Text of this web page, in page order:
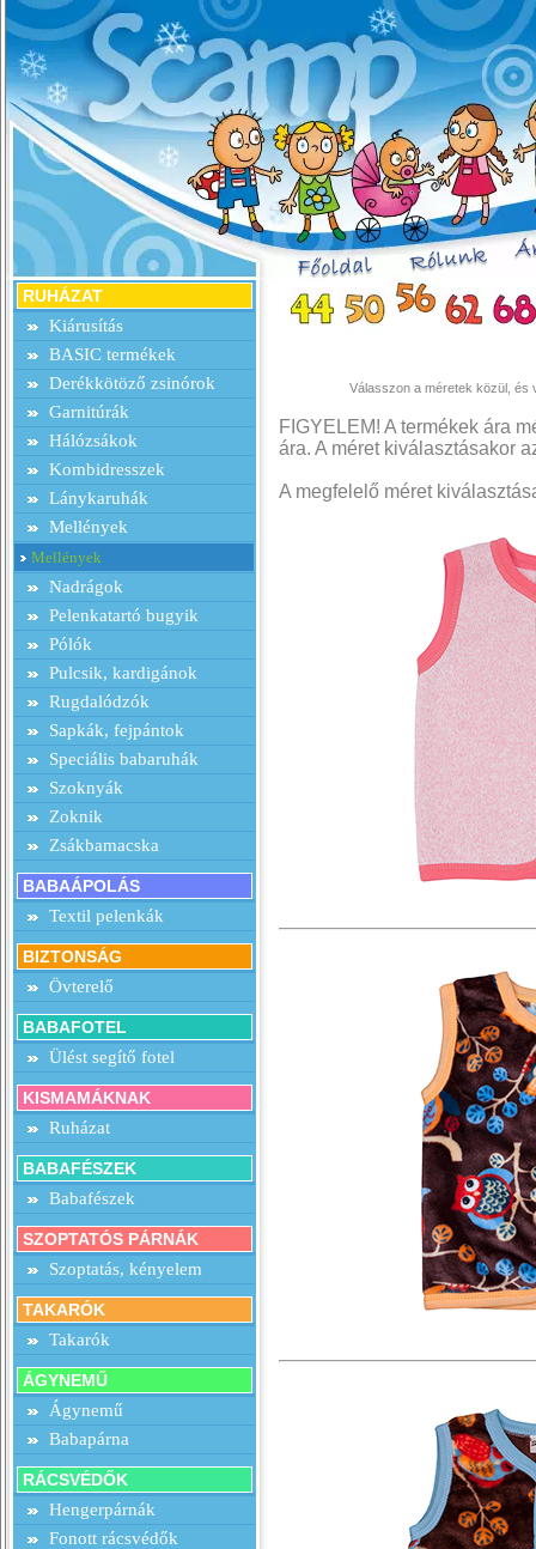
RUHÁZAT
Kiárusítás
BASIC termékek
Derékkötöző zsinórok
Garnitúrák
Hálózsákok
Kombidresszek
Lánykaruhák
Mellények
Mellények
Nadrágok
Pelenkatartó bugyik
Pólók
Pulcsik, kardigánok
Rugdalódzók
Sapkák, fejpántok
Speciális babaruhák
Szoknyák
Zoknik
Zsákbamacska
BABAÁPOLÁS
Textil pelenkák
BIZTONSÁG
Övterelő
BABAFOTEL
Ülést segítő fotel
KISMAMÁKNAK
Ruházat
BABAFÉSZEK
Babafészek
SZOPTATÓS PÁRNÁK
Szoptatás, kényelem
TAKARÓK
Takarók
ÁGYNEMŰ
Ágynemű
Babapárna
RÁCSVÉDŐK
Hengerpárnák
Fonott rácsvédők
Válasszon a méretek közül, és
FIGYELEM! A termékek ára
ára. A méret kiválasztásakor
A megfelelő méret